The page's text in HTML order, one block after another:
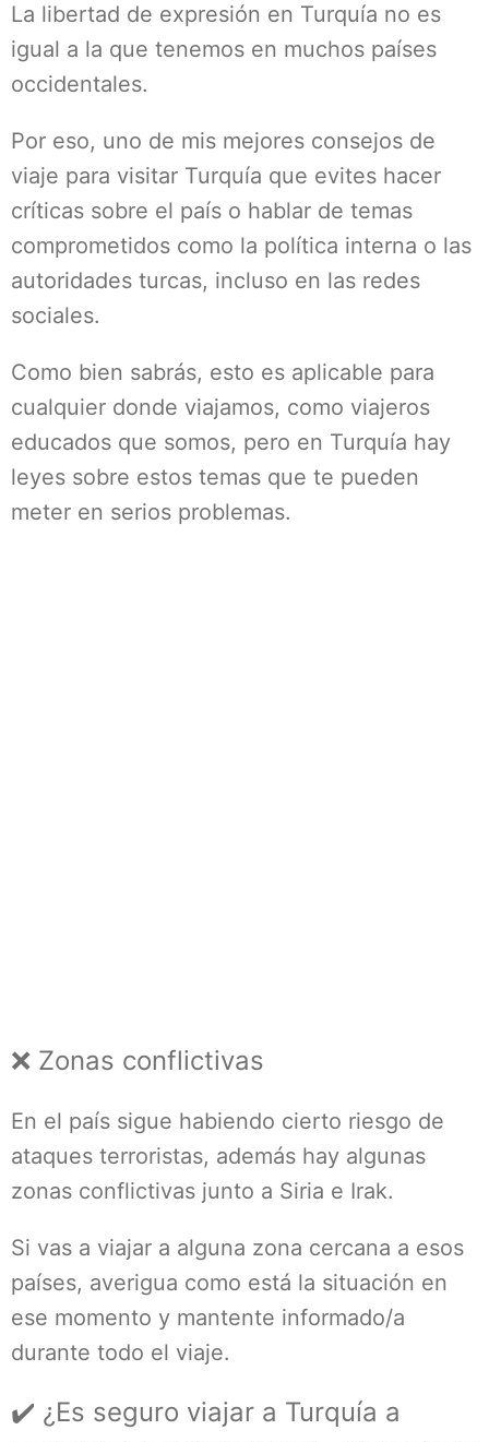
La libertad de expresión en Turquía no es
igual a la que tenemos en muchos países
occidentales.
Por eso, uno de mis mejores consejos de
viaje para visitar Turquía que evites hacer
críticas sobre el país o hablar de temas
comprometidos como la política interna o las
autoridades turcas, incluso en las redes
sociales.
Como bien sabrás, esto es aplicable para
cualquier donde viajamos, como viajeros
educados que somos, pero en Turquía hay
leyes sobre estos temas que te pueden
meter en serios problemas.
❌ Zonas conflictivas
En el país sigue habiendo cierto riesgo de
ataques terroristas, además hay algunas
zonas conflictivas junto a Siria e Irak.
Si vas a viajar a alguna zona cercana a esos
países, averigua como está la situación en
ese momento y mantente informado/a
durante todo el viaje.
✔️ ¿Es seguro viajar a Turquía a